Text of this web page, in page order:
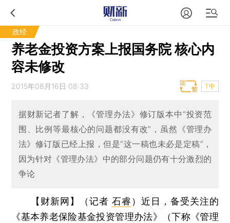
政经
养老金投资方案上报国务院 核心内
容未修改
2015年08月16日 08:33 T中
据财新记者了解，《管理办法》修订版本中“投资范
围、比例等最核心的问题都没有改”，虽然《管理办
法》修订版已经上报，但是“这一稿也未必是定稿”，
因为针对《管理办法》中的部分问题仍有十分激烈的
争论
【财新网】（记者 石睿 ） 近日，备受关注的
《基本养老保险基金投资管理办法》（下称《管理